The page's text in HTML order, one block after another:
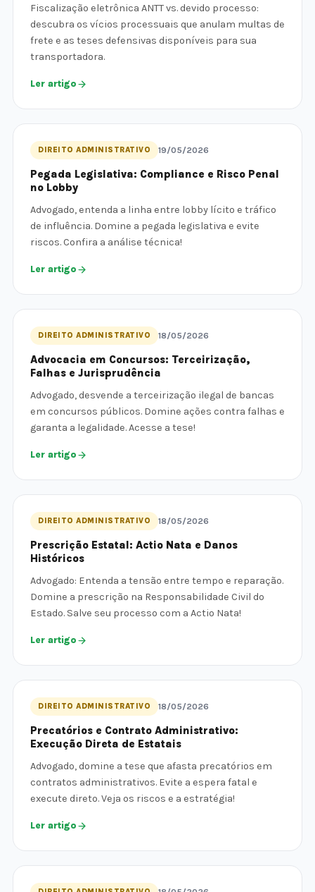
Fiscalização eletrônica ANTT vs. devido processo:
descubra os vícios processuais que anulam multas de
frete e as teses defensivas disponíveis para sua
transportadora.
Ler artigo
DIREITO ADMINISTRATIVO 19/05/2026
Pegada Legislativa: Compliance e Risco Penal
no Lobby
Advogado, entenda a linha entre lobby lícito e tráfico
de influência. Domine a pegada legislativa e evite
riscos. Confira a análise técnica!
Ler artigo
DIREITO ADMINISTRATIVO 18/05/2026
Advocacia em Concursos: Terceirização,
Falhas e Jurisprudência
Advogado, desvende a terceirização ilegal de bancas
em concursos públicos. Domine ações contra falhas e
garanta a legalidade. Acesse a tese!
Ler artigo
DIREITO ADMINISTRATIVO 18/05/2026
Prescrição Estatal: Actio Nata e Danos
Históricos
Advogado: Entenda a tensão entre tempo e reparação.
Domine a prescrição na Responsabilidade Civil do
Estado. Salve seu processo com a Actio Nata!
Ler artigo
DIREITO ADMINISTRATIVO 18/05/2026
Precatórios e Contrato Administrativo:
Execução Direta de Estatais
Advogado, domine a tese que afasta precatórios em
contratos administrativos. Evite a espera fatal e
execute direto. Veja os riscos e a estratégia!
Ler artigo